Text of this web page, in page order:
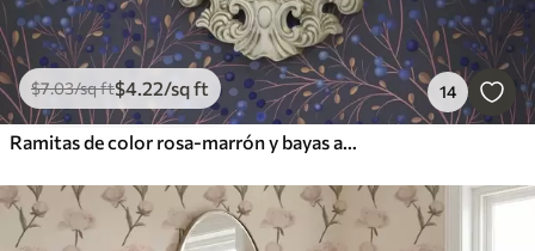
$7.03/sq ft$4.22/sq ft 14
Ramitas de color rosa-marrón y bayas azules sobre fondo grafito